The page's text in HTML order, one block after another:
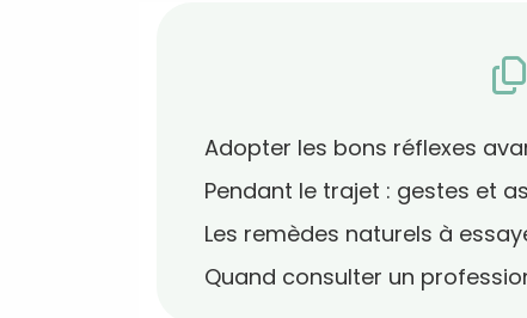
Adopter les bons réflexes
Pendant le trajet : gestes et
Les remèdes naturels à
Quand consulter un